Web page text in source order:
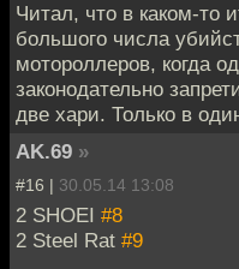
Читал, что в каком-то
большого числа
мотороллеров, когда
законодательно
две хари. Только в
AK.69 »
#16 | 30.05.14 13:08
2 SHOEI #8
2 Steel Rat #9